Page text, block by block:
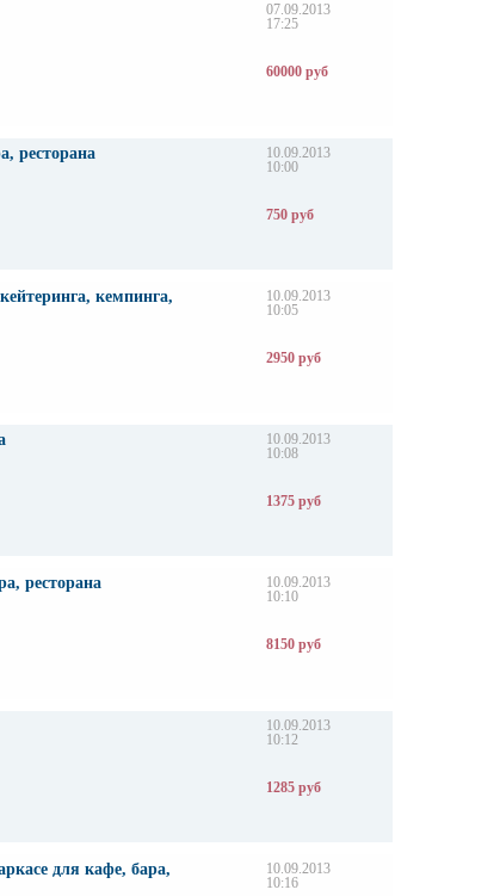
07.09.2013
17:25
60000 руб
ресторана
10.09.2013
10:00
750 руб
кемпинга,
10.09.2013
10:05
2950 руб
10.09.2013
10:08
1375 руб
ресторана
10.09.2013
10:10
8150 руб
10.09.2013
10:12
1285 руб
для кафе, бара,
10.09.2013
10:16